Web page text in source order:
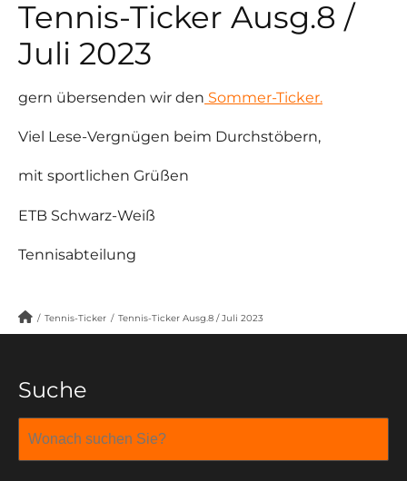
Tennis-Ticker Ausg.8 /
Juli 2023
gern übersenden wir den Sommer-Ticker.
Viel Lese-Vergnügen beim Durchstöbern,
mit sportlichen Grüßen
ETB Schwarz-Weiß
Tennisabteilung
/ Tennis-Ticker / Tennis-Ticker Ausg.8 / Juli 2023
Suche